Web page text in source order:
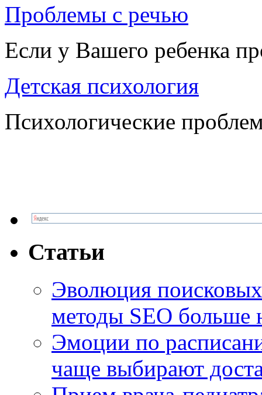
Проблемы с речью
Если у Вашего ребенка
Детская психология
Психологические
Статьи
Эволюция
методы SEO больше
Эмоции по
чаще выбирают